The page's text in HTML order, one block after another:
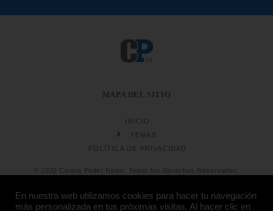
MAPA DEL SITIO
INICIO
TEMAS
POLÍTICA DE PRIVACIDAD
© 2022 Contra Poder News. Todos los Derechos Reservados.
En nuestra web utilizamos cookies para hacer tu navegación
más personalizada en tus próximas visitas. Al hacer clic en